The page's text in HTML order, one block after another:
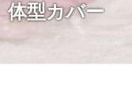
体型カバー